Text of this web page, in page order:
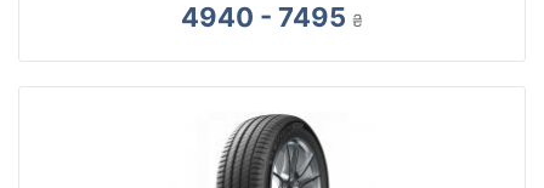
4940 - 7495 ₴